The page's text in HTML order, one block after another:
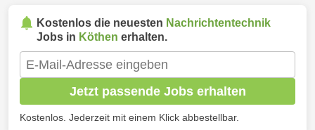
Kostenlos die neuesten Nachrichtentechnik
Jobs in Köthen erhalten.
Jetzt passende Jobs erhalten
Kostenlos. Jederzeit mit einem Klick abbestellbar.